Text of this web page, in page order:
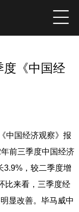
品 高端访谈
度《中国经
中国经济观察》报
前三季度中国经济
3.9%，较二季度增
比来看，三季度经
显改善。毕马威中